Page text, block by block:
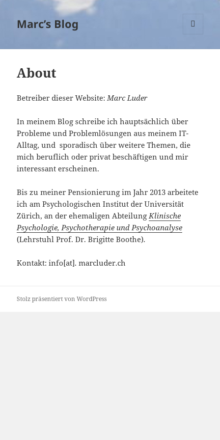
Marc’s Blog
About
Betreiber dieser Website:Marc Luder
In meinem Blog schreibe ich hauptsächlich über
Probleme und Problemlösungen aus meinem IT-
Alltag, und sporadisch über weitere Themen, die
mich beruflich oder privat beschäftigen und mir
interessant erscheinen.
Bis zu meiner Pensionierung im Jahr 2013 arbeitete
ich am Psychologischen Institut der Universität
Zürich, an der ehemaligen AbteilungKlinische
Psychologie, Psychotherapie und Psychoanalyse
(Lehrstuhl Prof. Dr. Brigitte Boothe).
Kontakt: info[at]. marcluder.ch
Stolz präsentiert von WordPress